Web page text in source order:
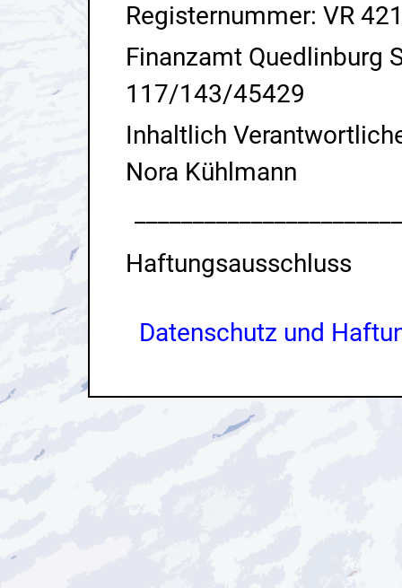
Registernummer: VR
Finanzamt Quedlinburg
117/143/45429
Inhaltlich
Nora Kühlmann
Haftungsausschluss
Datenschutz und